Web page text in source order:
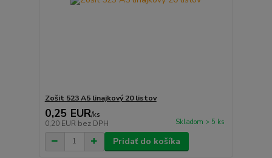
Zošit 523 A5 linajkový 20 listov
0,25 EUR/ks
0,20 EUR bez DPH Skladom > 5 ks
Pridať do košíka